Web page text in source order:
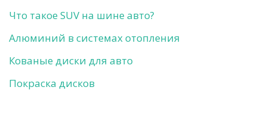
Что такое SUV на шине авто?
Алюминий в системах отопления
Кованые диски для авто
Покраска дисков